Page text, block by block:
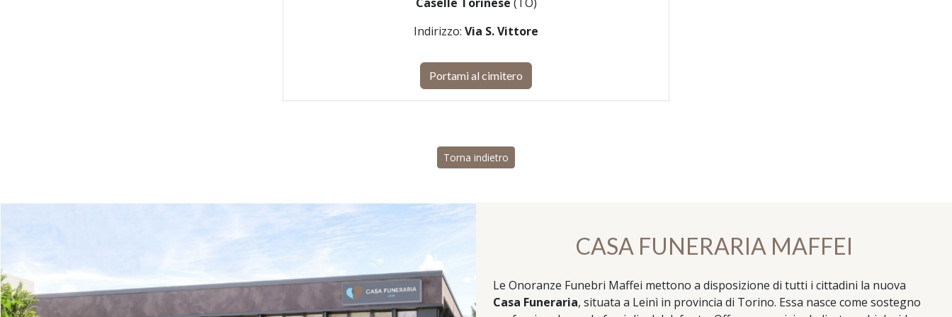
Indirizzo: Via S. Vittore
Portami al cimitero
Torna indietro
CASA FUNERARIA MAFFEI
Le Onoranze Funebri Maffei mettono a disposizione di tutti i cittadini la nuova
Casa Funeraria, situata a Leinì in provincia di Torino. Essa nasce come sostegno